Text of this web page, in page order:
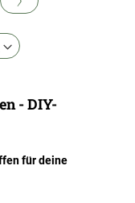
- DIY-
für deine